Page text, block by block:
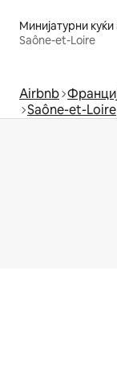
Saône-et-Loire
Airbnb
Saône-et-Loire